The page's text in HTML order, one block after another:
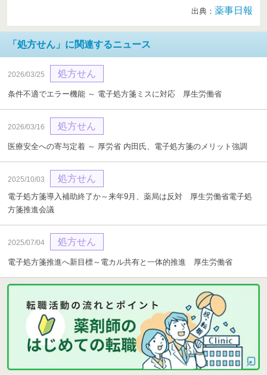
出典： 薬事日報
「処方せん」に関連するニュース
2026/03/25 処方せん
条件不適でエラー機能 ～ 電子処方箋ミスに対応 厚生労働省
2026/03/16 処方せん
医療安全への寄与定着 ～ 厚労省 内田氏、電子処方箋のメリット強調
2025/10/03 処方せん
電子処方箋導入補助終了か～来年9月、薬局は反対 厚生労働省電子処
方箋推進会議
2025/07/04 処方せん
電子処方箋推進へ新目標～電カル共有と一体的推進 厚生労働省